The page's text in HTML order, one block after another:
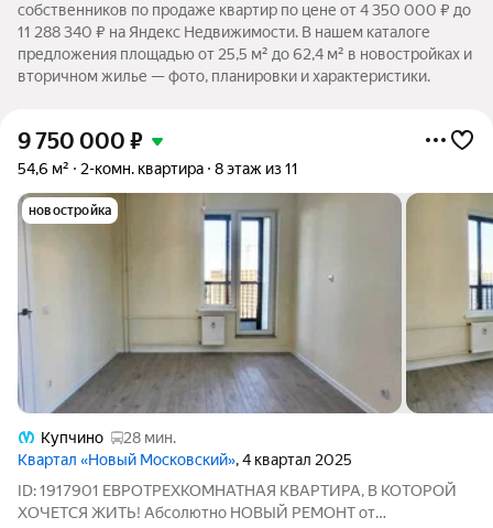
собственников по продаже квартир по цене от 4 350 000 ₽ до
11 288 340 ₽ на Яндекс Недвижимости. В нашем каталоге
предложения площадью от 25,5 м² до 62,4 м² в новостройках и
вторичном жилье — фото, планировки и характеристики.
9 750 000 ₽
54,6 м² 2-комн. квартира 8 этаж из 11
новостройка
Купчино
28 мин.
Квартал «Новый Московский», 4 квартал 2025
ID: 1917901 ЕВРОТРЕХКОМНАТНАЯ КВАРТИРА, В КОТОРОЙ
ХОЧЕТСЯ ЖИТЬ! Абсолютно НОВЫЙ РЕМОНТ от